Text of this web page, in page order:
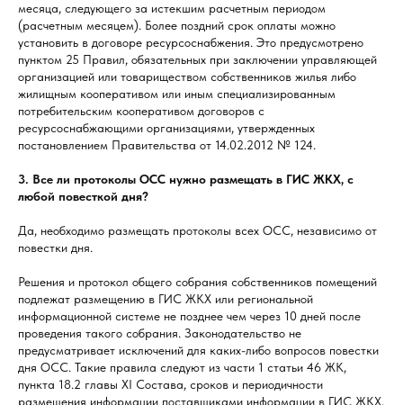
месяца, следующего за истекшим расчетным периодом
(расчетным месяцем). Более поздний срок оплаты можно
установить в договоре ресурсоснабжения. Это предусмотрено
пунктом 25 Правил, обязательных при заключении управляющей
организацией или товариществом собственников жилья либо
жилищным кооперативом или иным специализированным
потребительским кооперативом договоров с
ресурсоснабжающими организациями, утвержденных
постановлением Правительства от 14.02.2012 № 124.
3. Все ли протоколы ОСС нужно размещать в ГИС ЖКХ, с
любой повесткой дня?
Да, необходимо размещать протоколы всех ОСС, независимо от
повестки дня.
Решения и протокол общего собрания собственников помещений
подлежат размещению в ГИС ЖКХ или региональной
информационной системе не позднее чем через 10 дней после
проведения такого собрания. Законодательство не
предусматривает исключений для каких-либо вопросов повестки
дня ОСС. Такие правила следуют из части 1 статьи 46 ЖК,
пункта 18.2 главы XI Состава, сроков и периодичности
размещения информации поставщиками информации в ГИС ЖКХ,